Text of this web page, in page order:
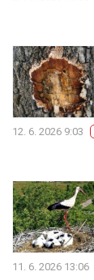
12. 6. 2026 9:03
11. 6. 2026 13:06